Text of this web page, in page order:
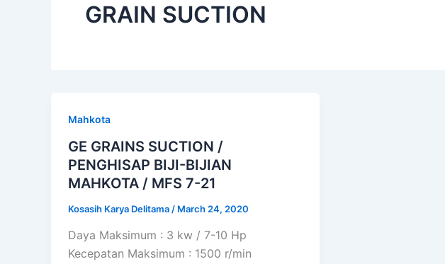
GRAIN SUCTION
Mahkota
GE GRAINS SUCTION /
PENGHISAP BIJI-BIJIAN
MAHKOTA / MFS 7-21
Kosasih Karya Delitama / March 24, 2020
Daya Maksimum : 3 kw / 7-10 Hp
Kecepatan Maksimum : 1500 r/min